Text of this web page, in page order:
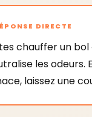
DIRECTE
chauffer un bol
les odeurs.
laissez une